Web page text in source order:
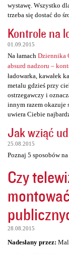
wystawę. Wszystko
trzeba się dostać do
Kontrole na
01.09.2015
Na łamach Dziennika
absurd nadzoru –
ładowarka, kawałek
metalu gdzieś przy
ostrzegawczy i
innym razem okazuje
uwiera Ciebie
Jak wziąć
25.08.2015
Poznaj 5 sposobów
Czy
28.08.2015
Nadesłany przez: